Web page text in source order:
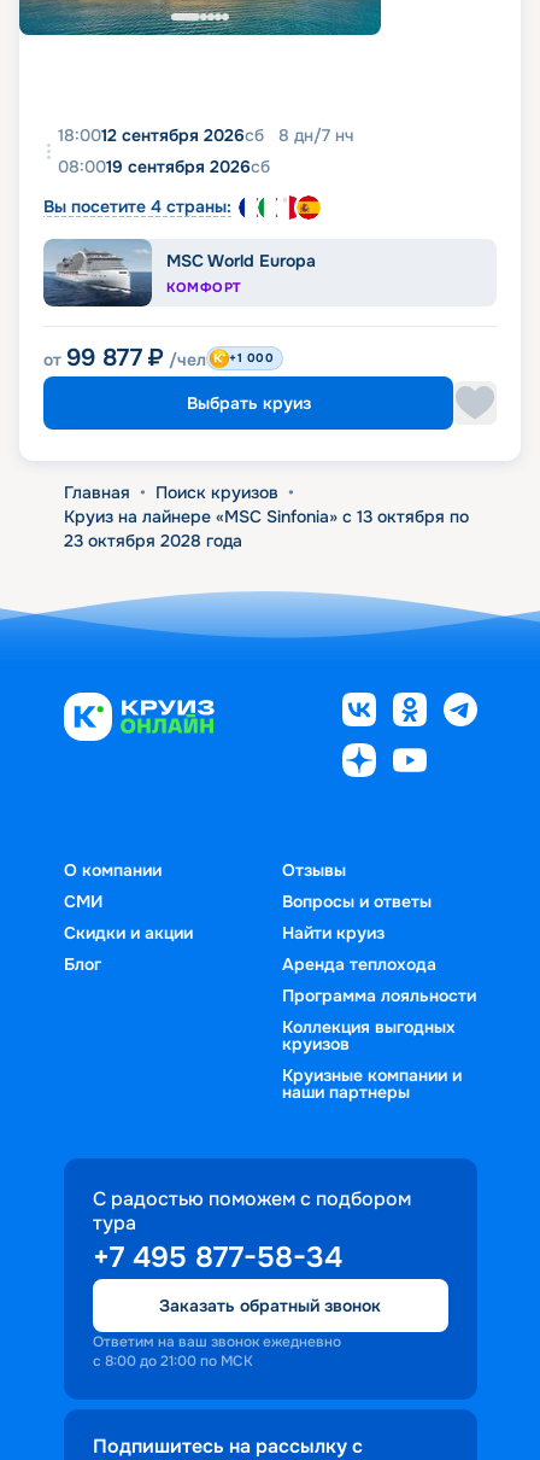
18:0012 сентября 2026сб 8 дн/7 нч
08:0019 сентября 2026сб
Вы посетите 4 страны:
MSC World Europa
КОМФОРТ
от 99 877 ₽ /чел +1 000
Выбрать круиз
Главная • Поиск круизов •
Круиз на лайнере «MSC Sinfonia» с 13 октября по
23 октября 2028 года
О компании
СМИ
Скидки и акции
Блог
Отзывы
Вопросы и ответы
Найти круиз
Аренда теплохода
Программа лояльности
Коллекция выгодных
круизов
Круизные компании и
наши партнеры
С радостью поможем с подбором
тура
+7 495 877-58-34
Заказать обратный звонок
Ответим на ваш звонок ежедневно
с 8:00 до 21:00 по МСК
Подпишитесь на рассылку с